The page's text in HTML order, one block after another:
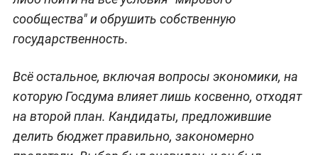
сообщества" и обрушить собственную
государственность.
Всё остальное, включая вопросы экономики, на
которую Госдума влияет лишь косвенно, отходят
на второй план. Кандидаты, предложившие
делить бюджет правильно, закономерно